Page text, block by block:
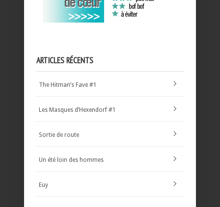
ARTICLES RÉCENTS
The Hitman’s Fave #1
Les Masques d’Hexendorf #1
Sortie de route
Un été loin des hommes
Euy